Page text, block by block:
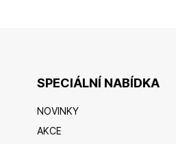
SPECIÁLNÍ NABÍDKA
NOVINKY
AKCE